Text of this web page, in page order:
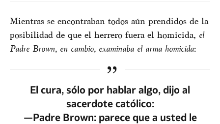
Mientras se encontraban todos aún prendidos de la
posibilidad de que el herrero fuera el homicida, el
Padre Brown, en cambio, examinaba el arma homicida:
El cura, sólo por hablar algo, dijo al
sacerdote católico:
—Padre Brown: parece que a usted le